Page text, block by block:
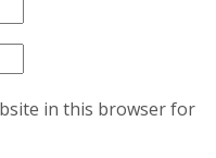
in this browser for